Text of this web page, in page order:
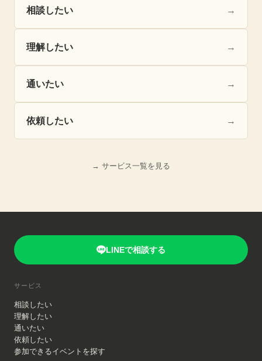
相談したい →
理解したい →
通いたい →
依頼したい →
→ サービス一覧を見る
LINEで相談する
サービス
相談したい
理解したい
通いたい
依頼したい
参加できるイベントを探す